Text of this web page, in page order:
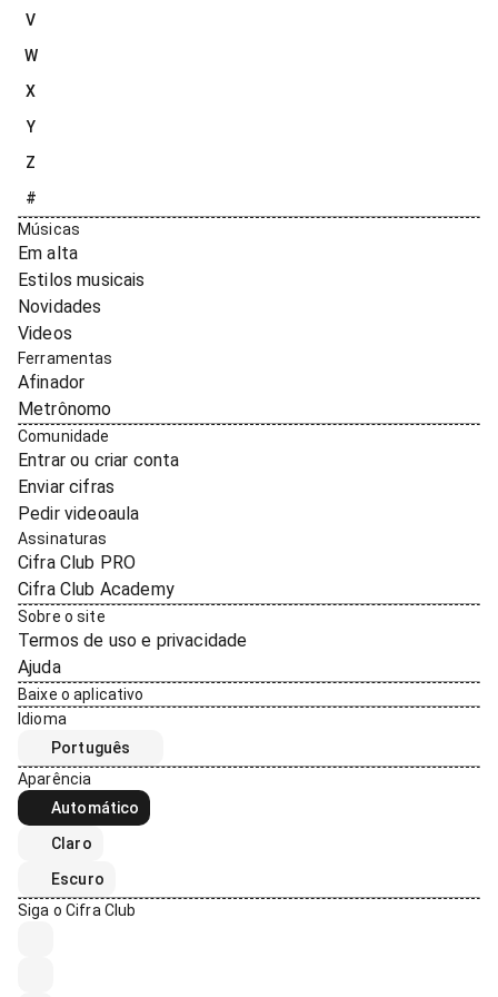
V
W
X
Y
Z
#
Músicas
Em alta
Estilos musicais
Novidades
Videos
Ferramentas
Afinador
Metrônomo
Comunidade
Entrar ou criar conta
Enviar cifras
Pedir videoaula
Assinaturas
Cifra Club PRO
Cifra Club Academy
Sobre o site
Termos de uso e privacidade
Ajuda
Baixe o aplicativo
Idioma
Português
Aparência
Automático
Claro
Escuro
Siga o Cifra Club